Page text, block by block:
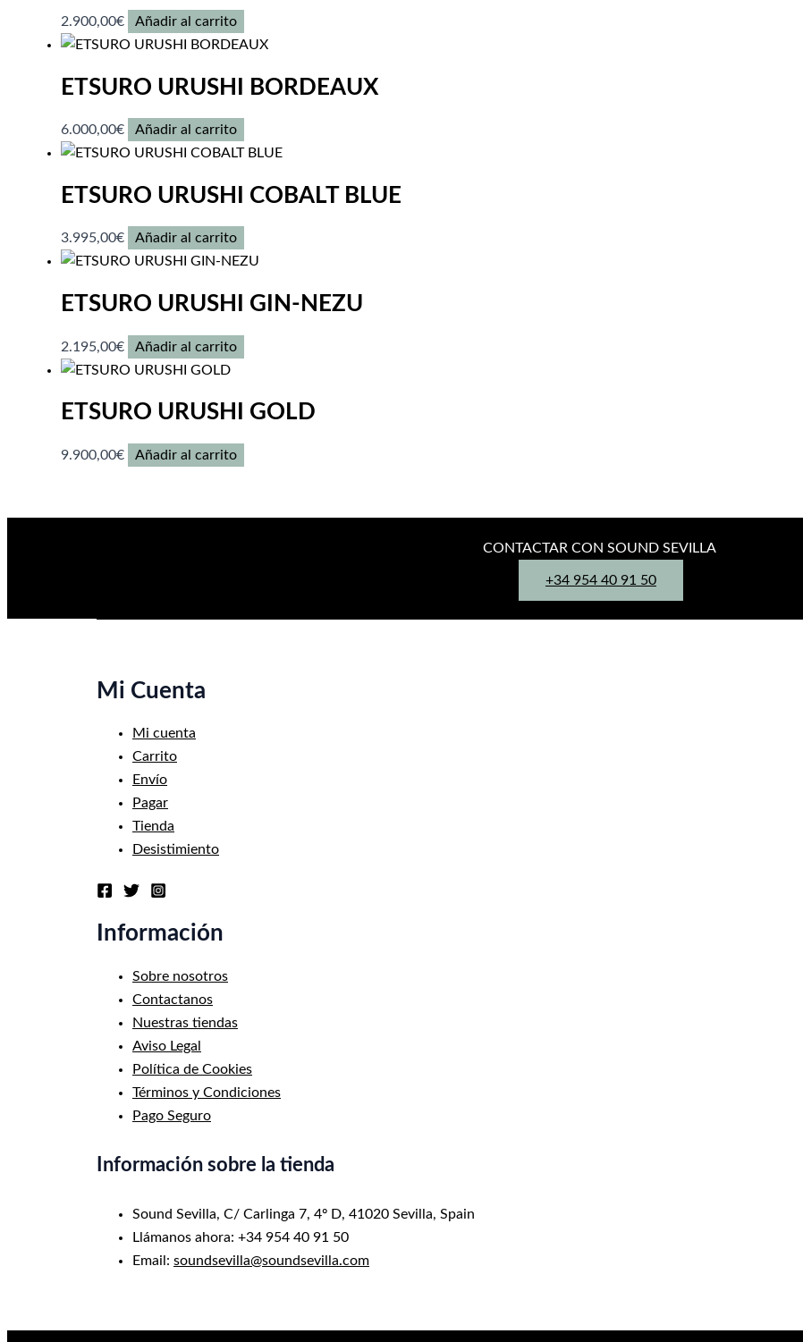
2.900,00€ Añadir al carrito
ETSURO URUSHI BORDEAUX
6.000,00€ Añadir al carrito
ETSURO URUSHI COBALT BLUE
3.995,00€ Añadir al carrito
ETSURO URUSHI GIN-NEZU
2.195,00€ Añadir al carrito
ETSURO URUSHI GOLD
9.900,00€ Añadir al carrito
CONTACTAR CON SOUND SEVILLA
+34 954 40 91 50
Mi Cuenta
Mi cuenta
Carrito
Envío
Pagar
Tienda
Desistimiento
Información
Sobre nosotros
Contactanos
Nuestras tiendas
Aviso Legal
Política de Cookies
Términos y Condiciones
Pago Seguro
Información sobre la tienda
Sound Sevilla, C/ Carlinga 7, 4º D, 41020 Sevilla, Spain
Llámanos ahora: +34 954 40 91 50
Email: soundsevilla@soundsevilla.com